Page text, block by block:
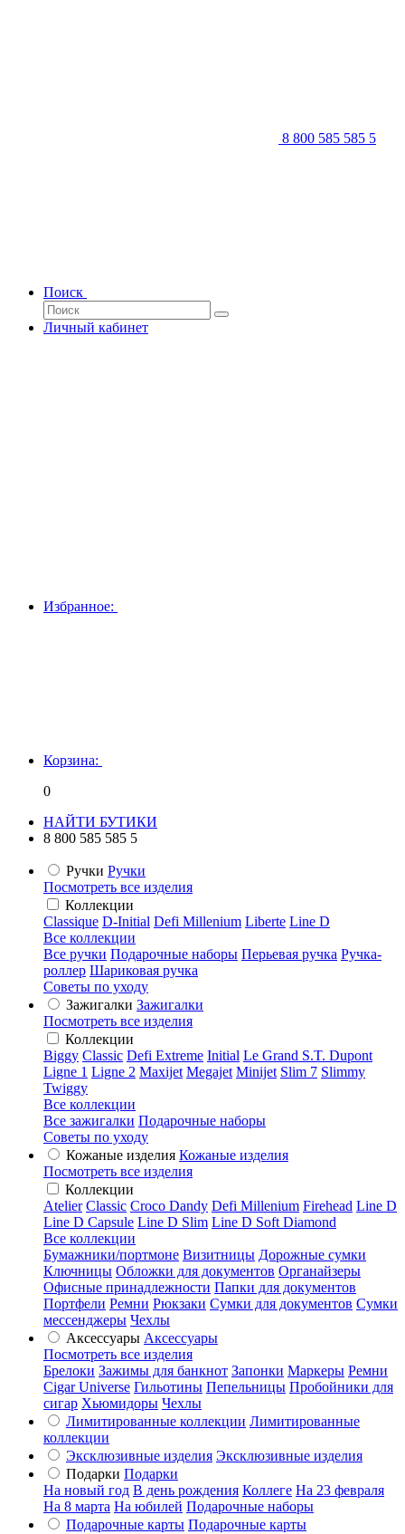
8 800 585 585 5
Поиск
Личный кабинет
Избранное:
Корзина:
0
НАЙТИ БУТИКИ
8 800 585 585 5
Ручки Ручки
Посмотреть все изделия
Коллекции
Classique D-Initial Defi Millenium Liberte Line D
Все коллекции
Все ручки Подарочные наборы Перьевая ручка Ручка-
роллер Шариковая ручка
Советы по уходу
Зажигалки Зажигалки
Посмотреть все изделия
Коллекции
Biggy Classic Defi Extreme Initial Le Grand S.T. Dupont
Ligne 1 Ligne 2 Maxijet Megajet Minijet Slim 7 Slimmy
Twiggy
Все коллекции
Все зажигалки Подарочные наборы
Советы по уходу
Кожаные изделия Кожаные изделия
Посмотреть все изделия
Коллекции
Atelier Classic Croco Dandy Defi Millenium Firehead Line D
Line D Capsule Line D Slim Line D Soft Diamond
Все коллекции
Бумажники/портмоне Визитницы Дорожные сумки
Ключницы Обложки для документов Органайзеры
Офисные принадлежности Папки для документов
Портфели Ремни Рюкзаки Сумки для документов Сумки
мессенджеры Чехлы
Аксессуары Аксессуары
Посмотреть все изделия
Брелоки Зажимы для банкнот Запонки Маркеры Ремни
Cigar Universe Гильотины Пепельницы Пробойники для
сигар Хьюмидоры Чехлы
Лимитированные коллекции Лимитированные
коллекции
Эксклюзивные изделия Эксклюзивные изделия
Подарки Подарки
На новый год В день рождения Коллеге На 23 февраля
На 8 марта На юбилей Подарочные наборы
Подарочные карты Подарочные карты